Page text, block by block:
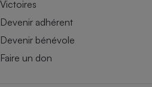
Victoires
Devenir adhérent
Devenir bénévole
Faire un don